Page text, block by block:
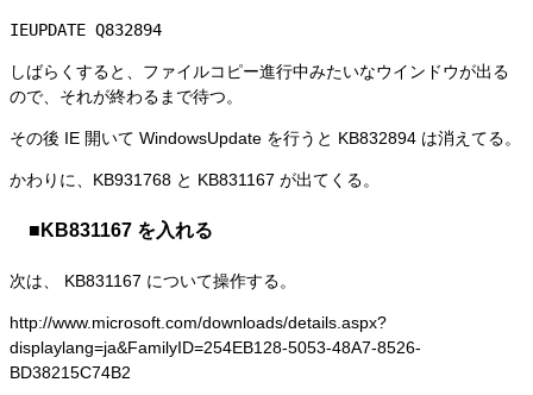
IEUPDATE Q832894
しばらくすると、ファイルコピー進行中みたいなウインドウが出る
ので、それが終わるまで待つ。
その後 IE 開いて WindowsUpdate を行うと KB832894 は消えてる。
かわりに、KB931768 と KB831167 が出てくる。
■KB831167 を入れる
次は、 KB831167 について操作する。
http://www.microsoft.com/downloads/details.aspx?
displaylang=ja&FamilyID=254EB128-5053-48A7-8526-
BD38215C74B2